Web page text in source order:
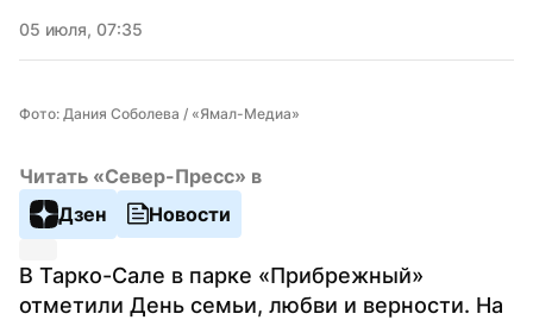
05 июля, 07:35
Фото: Дания Соболева / «Ямал-Медиа»
Читать «Север-Пресс» в
Дзен
Новости
В Тарко-Сале в парке «Прибрежный»
отметили День семьи, любви и верности. На